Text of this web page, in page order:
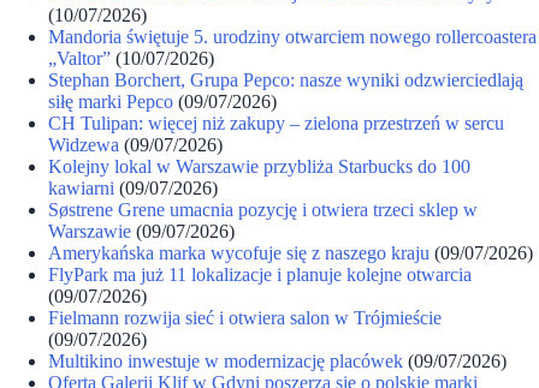
(10/07/2026)
Mandoria świętuje 5. urodziny otwarciem nowego rollercoastera
„Valtor” (10/07/2026)
Stephan Borchert, Grupa Pepco: nasze wyniki odzwierciedlają
siłę marki Pepco (09/07/2026)
CH Tulipan: więcej niż zakupy – zielona przestrzeń w sercu
Widzewa (09/07/2026)
Kolejny lokal w Warszawie przybliża Starbucks do 100
kawiarni (09/07/2026)
Søstrene Grene umacnia pozycję i otwiera trzeci sklep w
Warszawie (09/07/2026)
Amerykańska marka wycofuje się z naszego kraju (09/07/2026)
FlyPark ma już 11 lokalizacje i planuje kolejne otwarcia
(09/07/2026)
Fielmann rozwija sieć i otwiera salon w Trójmieście
(09/07/2026)
Multikino inwestuje w modernizację placówek (09/07/2026)
Oferta Galerii Klif w Gdyni poszerza się o polskie marki